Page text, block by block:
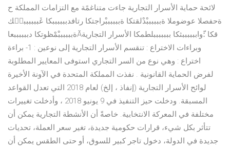
لائحة حماية الأسرار التجارية جاءت متناغمًة مع التزامات المملكة ح‌
ةحفصلا عوضوملا ةببببببْدْلقتكا ةببببببْراجتكا رتافدببببببكا عٚببببببط٘ك
ةببببببْمْظوتكا دببببببعاÃقكا :ّواببببببثكا بببببببلطمكا الأسرار التجارية
وبراءات الاختراع : تنقسم الأسرار التجارية إلى نوعين : 1- براءة
اختراع : وهي نوع من السر التجاري استوفى المعايير المطلوبة
لفرض الحماية القانونية . نفذت المملكة المتحدة في الآونة الأخيرة
لوائح الأسرار التجارية (إنفاذ ، إلخ) لعام 2018 التي تعدل القواعد
المسبقة. ودخلت حيز التنفيذ في 9 يونيو 2018 ، وأدخلت تغييرات
مختلفة في المعركة الانتخابية. خاصةً أن الأنشطة التجارية يمكن أن
تتأثر بكل شيء، قرارات حكومية جديدة، تغير سعر العملة، تحديات
جديدة في الدولة، دخول تاجر كبير للسوق، أو حتى الطقس يمكن أن